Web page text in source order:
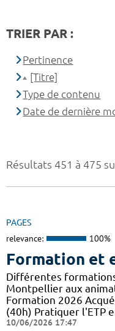
Résultats 451 à 475
PAGES
relevance: 100%
Formation et
Différentes
Montpellier aux
Formation 2026
(40h) Pratiquer l'ETP
10/06/2026 17:47
TRIER PAR :
Pertinence
[Titre]
Type de contenu
Date de dernière